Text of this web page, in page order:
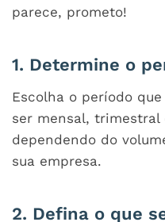
parece, prometo!
1. Determine o
Escolha o período
ser mensal, trimestral
dependendo do
sua empresa.
2. Defina o que